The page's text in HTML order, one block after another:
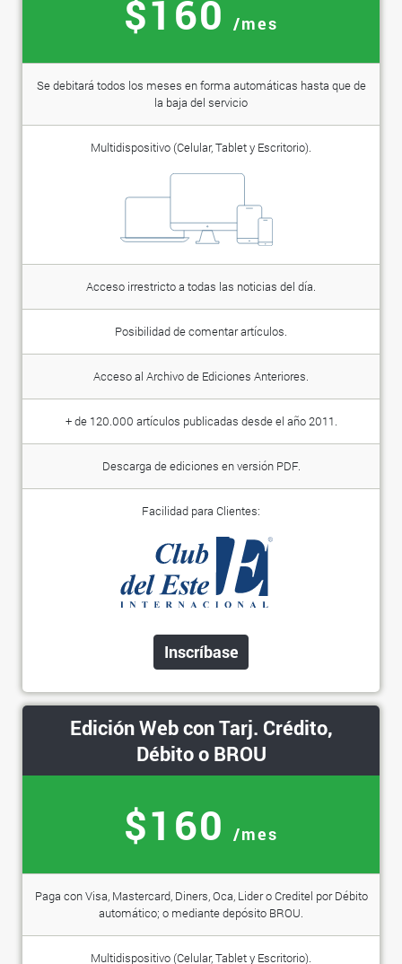
$160 /mes
Se debitará todos los meses en forma automáticas hasta que de
la baja del servicio
Multidispositivo (Celular, Tablet y Escritorio).
Acceso irrestricto a todas las noticias del día.
Posibilidad de comentar artículos.
Acceso al Archivo de Ediciones Anteriores.
+ de 120.000 artículos publicadas desde el año 2011.
Descarga de ediciones en versión PDF.
Facilidad para Clientes:
Inscríbase
Edición Web con Tarj. Crédito,
Débito o BROU
$160 /mes
Paga con Visa, Mastercard, Diners, Oca, Lider o Creditel por Débito
automático; o mediante depósito BROU.
Multidispositivo (Celular, Tablet y Escritorio).